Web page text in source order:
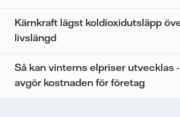
Kärnkraft lägst koldioxidutsläpp
livslängd
Så kan vinterns elpriser utvecklas
avgör kostnaden för företag